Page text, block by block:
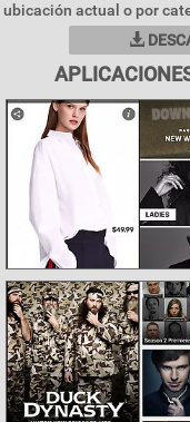
ubicación actual o por